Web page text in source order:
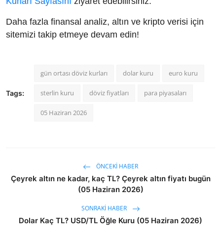
Daha fazla finansal analiz, altın ve kripto verisi için
sitemizi takip etmeye devam edin!
Tags:
gün ortası döviz kurları dolar kuru euro kuru
sterlin kuru döviz fiyatları para piyasaları
05 Haziran 2026
ÖNCEKI HABER
Çeyrek altın ne kadar, kaç TL? Çeyrek altın fiyatı bugün
(05 Haziran 2026)
SONRAKI HABER
Dolar Kaç TL? USD/TL Öğle Kuru (05 Haziran 2026)